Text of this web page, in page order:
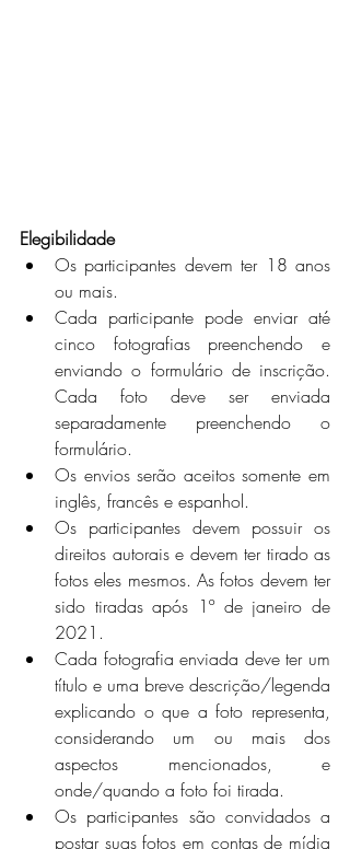
Elegibilidade
Os participantes devem ter 18 anos
ou mais.
Cada participante pode enviar até
cinco fotografias preenchendo e
enviando o formulário de inscrição.
Cada foto deve ser enviada
separadamente preenchendo o
formulário.
Os envios serão aceitos somente em
inglês, francês e espanhol.
Os participantes devem possuir os
direitos autorais e devem ter tirado as
fotos eles mesmos. As fotos devem ter
sido tiradas após 1º de janeiro de
2021.
Cada fotografia enviada deve ter um
título e uma breve descrição/legenda
explicando o que a foto representa,
considerando um ou mais dos
aspectos mencionados, e
onde/quando a foto foi tirada.
Os participantes são convidados a
postar suas fotos em contas de mídia